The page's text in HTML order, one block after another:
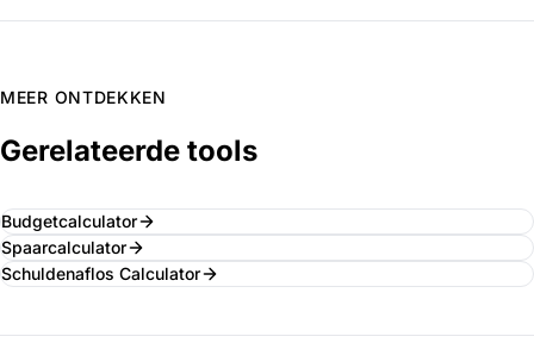
MEER ONTDEKKEN
Gerelateerde tools
Budgetcalculator
Spaarcalculator
Schuldenaflos Calculator